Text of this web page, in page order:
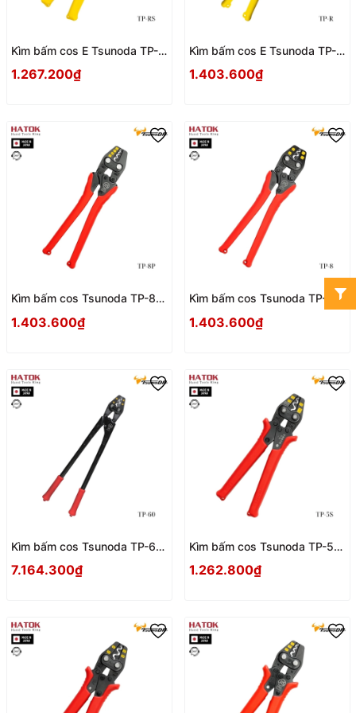
Kìm bấm cos E Tsunoda TP-
1.267.200₫
Kìm bấm cos E Tsunoda TP-R
1.403.600₫
Kìm bấm cos Tsunoda TP-8P
1.403.600₫
Kìm bấm cos Tsunoda TP-8
1.403.600₫
Kìm bấm cos Tsunoda TP-60
7.164.300₫
Kìm bấm cos Tsunoda TP-5S
1.262.800₫